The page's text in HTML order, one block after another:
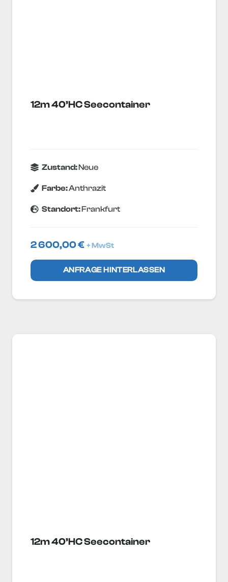
12m 40’HC Seecontainer
Zustand:Neue
Farbe:Anthrazit
Standort:Frankfurt
2 600,00€ + MwSt
ANFRAGE HINTERLASSEN
12m 40’HC Seecontainer